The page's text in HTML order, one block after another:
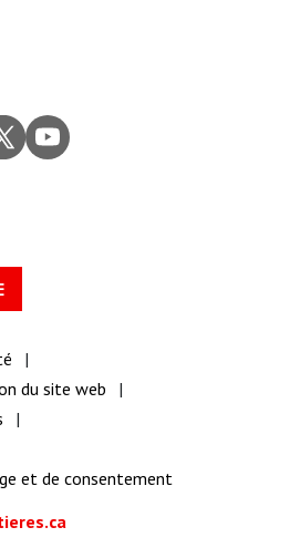
youtu
be
du site web
et de consentement